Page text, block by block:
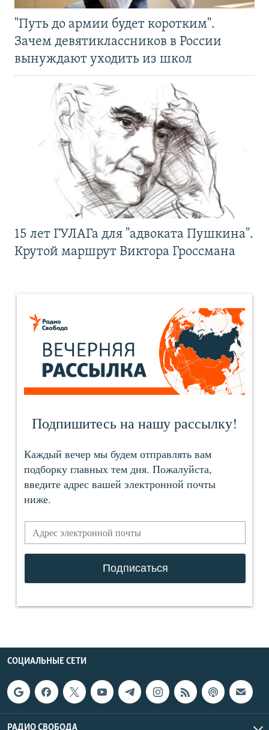
"Путь до армии будет коротким".
Зачем девятиклассников в России
вынуждают уходить из школ
15 лет ГУЛАГа для "адвоката Пушкина".
Крутой маршрут Виктора Гроссмана
СОЦИАЛЬНЫЕ СЕТИ
РАДИО СВОБОДА